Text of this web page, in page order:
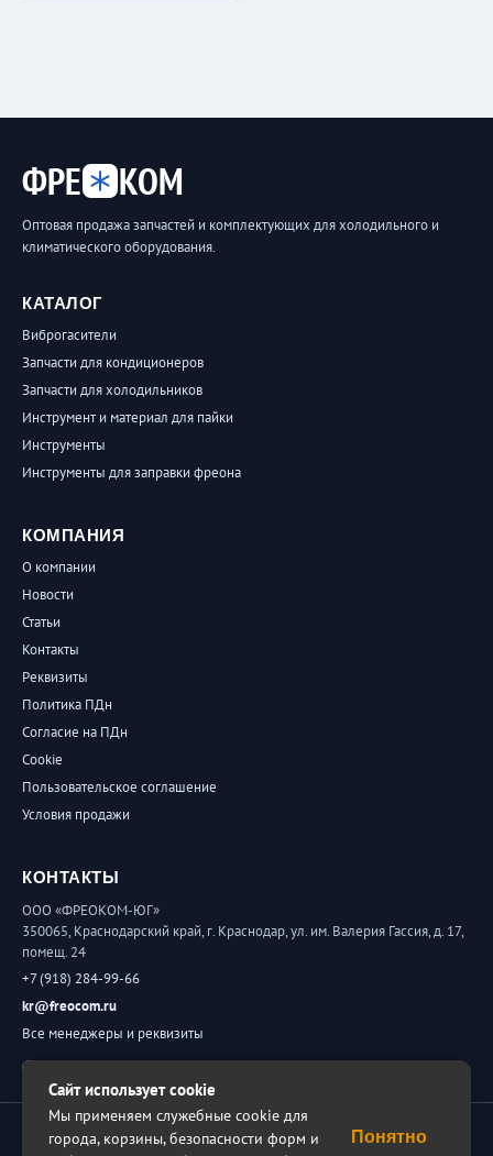
ФРЕ КОМ
Оптовая продажа запчастей и комплектующих для холодильного и
климатического оборудования.
КАТАЛОГ
Виброгасители
Запчасти для кондиционеров
Запчасти для холодильников
Инструмент и материал для пайки
Инструменты
Инструменты для заправки фреона
КОМПАНИЯ
О компании
Новости
Статьи
Контакты
Реквизиты
Политика ПДн
Согласие на ПДн
Cookie
Пользовательское соглашение
Условия продажи
КОНТАКТЫ
ООО «ФРЕОКОМ-ЮГ»
350065, Краснодарский край, г. Краснодар, ул. им. Валерия Гассия, д. 17,
помещ. 24
+7 (918) 284-99-66
kr@freocom.ru
Все менеджеры и реквизиты
Обратная связь
© 2026 ФРЕОКОМ. Все права защищены.
Сайт использует cookie
Мы применяем служебные cookie для
города, корзины, безопасности форм и
Понятно